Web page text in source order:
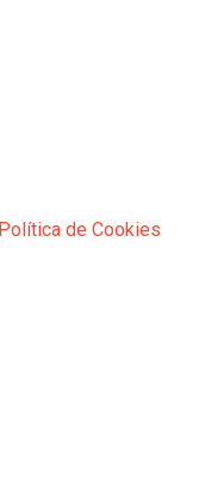
de Cookies